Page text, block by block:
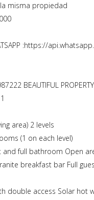
misma propiedad
:https://
BEAUTIFUL
area) 2 levels
(1 on each level)
full bathroom Open
breakfast bar Full
double access Solar